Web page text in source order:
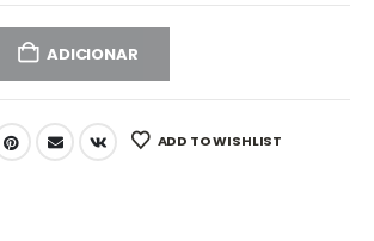
ADICIONAR
ADD TO WISHLIST